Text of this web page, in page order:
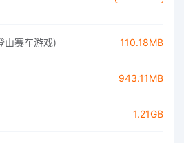
山赛车游戏) 110.18MB
943.11MB
1.21GB